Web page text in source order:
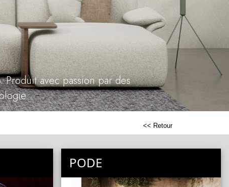
avec passion par des
<< Retour
PODE